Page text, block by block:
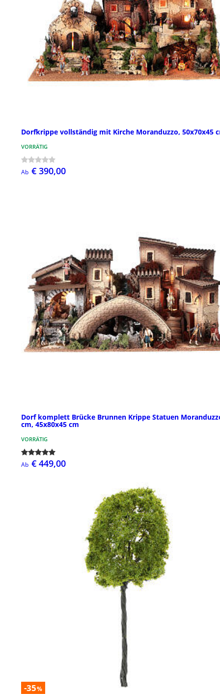
Dorfkrippe vollständig mit Kirche Moranduzzo, 50x70x45
VORRÄTIG
Ab € 390,00
Dorf komplett Brücke Brunnen Krippe Statuen
cm, 45x80x45 cm
VORRÄTIG
Ab € 449,00
-35%